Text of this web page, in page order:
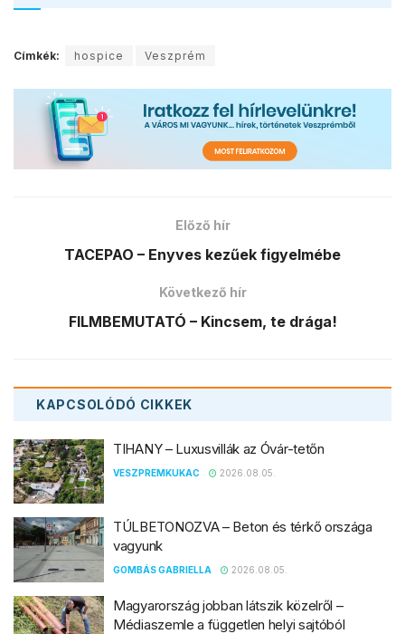
Címkék: hospice Veszprém
Előző hír
TACEPAO – Enyves kezűek figyelmébe
Következő hír
FILMBEMUTATÓ – Kincsem, te drága!
KAPCSOLÓDÓ CIKKEK
TIHANY – Luxusvillák az Óvár-tetőn
VESZPREMKUKAC 2026.08.05.
TÚLBETONOZVA – Beton és térkő országa
vagyunk
GOMBÁS GABRIELLA 2026.08.05.
Magyarország jobban látszik közelről –
Médiaszemle a független helyi sajtóból